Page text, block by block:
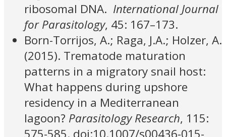
ribosomal DNA. International Journal
for Parasitology, 45: 167–173.
Born-Torrijos, A.; Raga, J.A.; Holzer, A.
(2015). Trematode maturation
patterns in a migratory snail host:
What happens during upshore
residency in a Mediterranean
lagoon? Parasitology Research, 115:
575-585. doi:10.1007/s00436-015-